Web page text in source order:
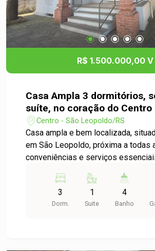
R$ 1.500.000,00 V
Casa Ampla 3 dormitórios,
suíte, no coração do Centro em
Leopoldo
Centro - São Leopoldo/RS
Casa ampla e bem localizada,
em São Leopoldo, próxima a todas
conveniências e serviços
dia a dia. O imóvel conta com 3
1 suíte, 4 banheiros, sala com 2
lareira, criando um lar acolhedor e
3
Dorm.
1
Suite
4
Banho